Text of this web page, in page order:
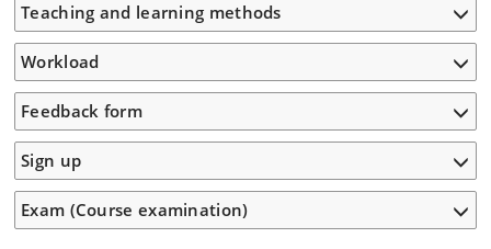
Teaching and learning methods
Workload
Feedback form
Sign up
Exam (Course examination)